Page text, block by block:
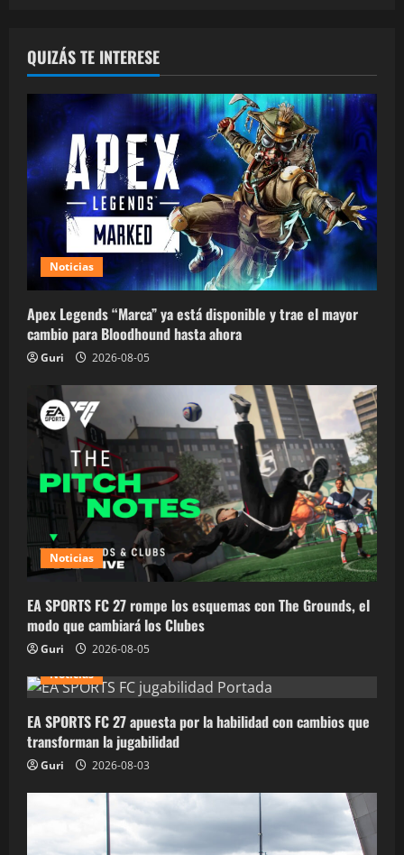
QUIZÁS TE INTERESE
Noticias
Apex Legends “Marca” ya está disponible y trae el mayor
cambio para Bloodhound hasta ahora
Guri 2026-08-05
Noticias
EA SPORTS FC 27 rompe los esquemas con The Grounds, el
modo que cambiará los Clubes
Guri
2026-08-05
Noticias
EA SPORTS FC 27 apuesta por la habilidad con cambios que
transforman la jugabilidad
Guri 2026-08-03